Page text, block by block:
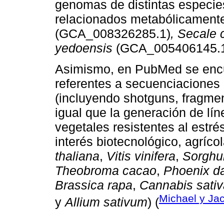
genomas de distintas
relacionados
(GCA_008326285.1), Secale
yedoensis
Asimismo, en PubMed se
referentes a
(incluyendo shotguns,
igual que la generación de
vegetales resistentes al
interés biotecnológico,
thaliana, Vitis vinifera,
Theobroma cacao, Phoenix
Brassica rapa, Cannabis
yAllium sativum) (Michael y